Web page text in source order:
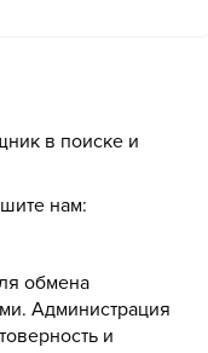
в поиске и
нам:
обмена
Администрация
и